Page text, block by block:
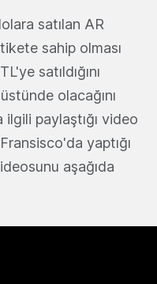
satılan AR
sahip olması
satıldığını
olacağını
paylaştığı video
yaptığı
aşağıda